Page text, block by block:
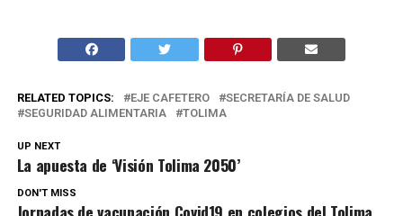
RELATED TOPICS: EJE CAFETERO
SECRETARÍA DE SALUD
SEGURIDAD ALIMENTARIA
TOLIMA
UP NEXT
La apuesta de ‘Visión Tolima 2050’
DON'T MISS